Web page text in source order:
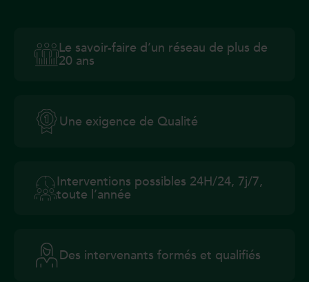
Le savoir-faire d’un réseau de plus de
20 ans
Une exigence de Qualité
Interventions possibles 24H/24, 7j/7,
toute l’année
Des intervenants formés et qualifiés